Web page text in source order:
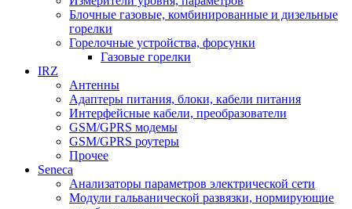
Блочные газовые, комбинированные и дизельные
горелки
Горелочные устройства, форсунки
Газовые горелки
IRZ
Антенны
Адаптеры питания, блоки, кабели питания
Интерфейсные кабели, преобразователи
GSM/GPRS модемы
GSM/GPRS роутеры
Прочее
Seneca
Анализаторы параметров электрической сети
Модули гальванической развязки, нормирующие